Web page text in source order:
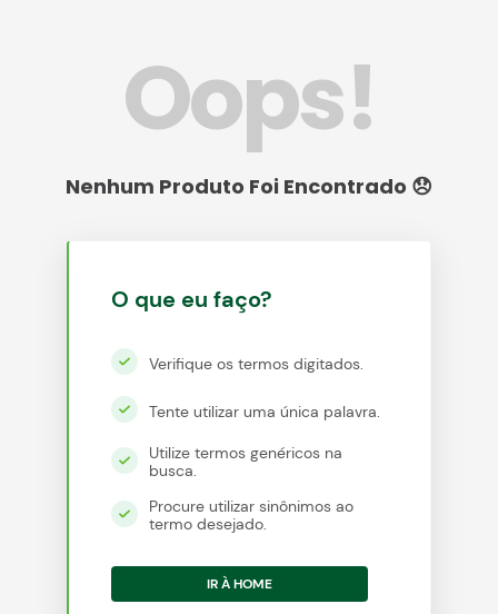
Oops!
O que eu faço?
Verifique os termos digitados.
Tente utilizar uma única palavra.
Utilize termos genéricos na
busca.
Procure utilizar sinônimos ao
termo desejado.
IR À HOME